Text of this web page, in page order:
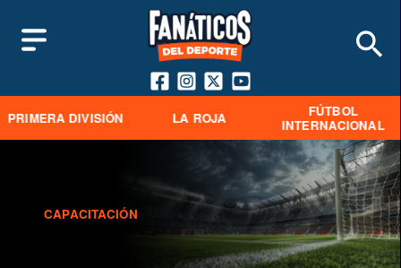
PRIMERA DIVISIÓN LA ROJA
FÚTBOL
INTERNACIONAL
CAPACITACIÓN